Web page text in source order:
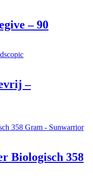
– 90
–
Biologisch 358